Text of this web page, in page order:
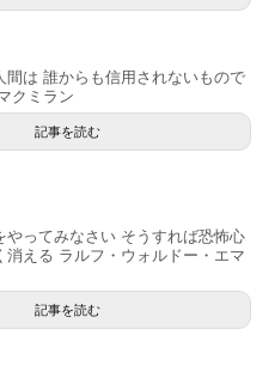
間は 誰からも信用されないもので
クミラン
記事を読む
やってみなさい そうすれば恐怖心
消える ラルフ・ウォルドー・エマ
記事を読む